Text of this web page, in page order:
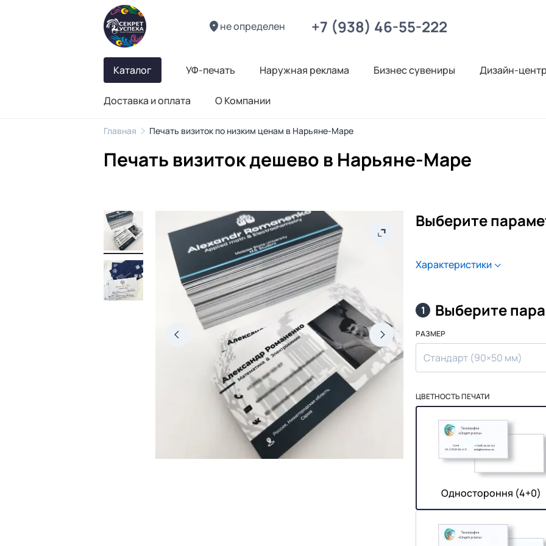
не определен +7 (938) 46-55-222
Каталог УФ-печать Наружная реклама Бизнес сувениры Дизайн-центр
Доставка и оплата О Компании
Главная Печать визиток по низким ценам в Нарьяне-Маре
Печать визиток дешево в Нарьяне-Маре
Выберите
Характеристики
1 Выберите
РАЗМЕР
Стандарт (90×50 мм)
ЦВЕТНОСТЬ ПЕЧАТИ
Одностороння (4+0)